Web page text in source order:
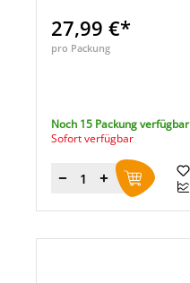
27,99 €*
pro Packung
Noch 15 Packung verfügbar
Sofort verfügbar
Menge